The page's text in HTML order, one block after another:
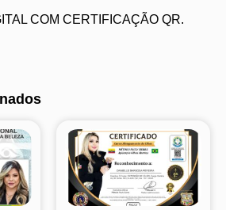
COM CERTIFICAÇÃO QR.